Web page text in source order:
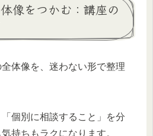
像をつかむ：講座の
体像を、迷わない形で整理
「個別に相談すること」を分
持ちもラクになります。